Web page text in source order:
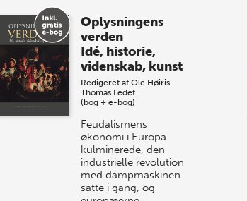
Oplysningens
verden
Idé, historie,
videnskab, kunst
Redigeret af Ole Høiris
Thomas Ledet
(bog + e-bog)
Feudalismens
økonomi i Europa
kulminerede, den
industrielle revolution
med dampmaskinen
satte i gang, og